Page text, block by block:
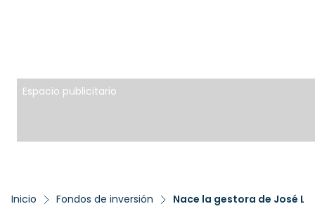
Espacio publicitario
Inicio Fondos de inversión Nace la gestora de José